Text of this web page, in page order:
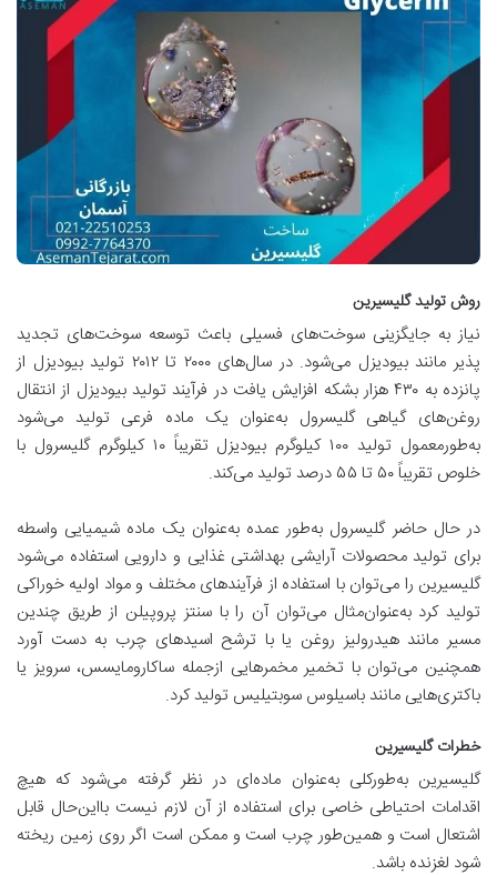
روش تولید گلیسیرین
نیاز به جایگزینی سوخت‌های فسیلی باعث توسعه سوخت‌های تجدید
پذیر مانند بیودیزل می‌شود. در سال‌های ۲۰۰۰ تا ۲۰۱۲ تولید بیودیزل از
پانزده به ۴۳۰ هزار بشکه افزایش یافت در فرآیند تولید بیودیزل از انتقال
روغن‌های گیاهی گلیسرول به‌عنوان یک ماده فرعی تولید می‌شود
به‌طورمعمول تولید ۱۰۰ کیلوگرم بیودیزل تقریباً ۱۰ کیلوگرم گلیسرول با
خلوص تقریباً ۵۰ تا ۵۵ درصد تولید می‌کند.
در حال حاضر گلیسرول به‌طور عمده به‌عنوان یک ماده شیمیایی واسطه
برای تولید محصولات آرایشی بهداشتی غذایی و دارویی استفاده می‌شود
گلیسیرین را می‌توان با استفاده از فرآیندهای مختلف و مواد اولیه خوراکی
تولید کرد به‌عنوان‌مثال می‌توان آن را با سنتز پروپیلن از طریق چندین
مسیر مانند هیدرولیز روغن یا با ترشح اسیدهای چرب به دست آورد
همچنین می‌توان با تخمیر مخمرهایی ازجمله ساکارومایسس، سرویز یا
باکتری‌هایی مانند باسیلوس سوبتیلیس تولید کرد.
خطرات گلیسیرین
گلیسیرین به‌طورکلی به‌عنوان ماده‌ای در نظر گرفته می‌شود که هیچ
اقدامات احتیاطی خاصی برای استفاده از آن لازم نیست بااین‌حال قابل
اشتعال است و همین‌طور چرب است و ممکن است اگر روی زمین ریخته
شود لغزنده باشد.